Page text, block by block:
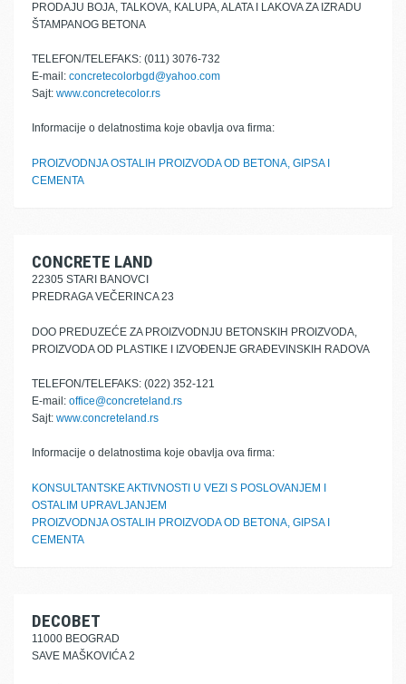
PRODAJU BOJA, TALKOVA, KALUPA, ALATA I LAKOVA ZA IZRADU
ŠTAMPANOG BETONA
TELEFON/TELEFAKS: (011) 3076-732
E-mail: concretecolorbgd@yahoo.com
Sajt: www.concretecolor.rs
Informacije o delatnostima koje obavlja ova firma:
PROIZVODNJA OSTALIH PROIZVODA OD BETONA, GIPSA I
CEMENTA
CONCRETE LAND
22305 STARI BANOVCI
PREDRAGA VEČERINCA 23
DOO PREDUZEĆE ZA PROIZVODNJU BETONSKIH PROIZVODA,
PROIZVODA OD PLASTIKE I IZVOĐENJE GRAĐEVINSKIH RADOVA
TELEFON/TELEFAKS: (022) 352-121
E-mail: office@concreteland.rs
Sajt: www.concreteland.rs
Informacije o delatnostima koje obavlja ova firma:
KONSULTANTSKE AKTIVNOSTI U VEZI S POSLOVANJEM I
OSTALIM UPRAVLJANJEM
PROIZVODNJA OSTALIH PROIZVODA OD BETONA, GIPSA I
CEMENTA
DECOBET
11000 BEOGRAD
SAVE MAŠKOVIĆA 2